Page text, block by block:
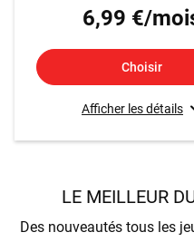
6,99 €/
Choisir
Afficher les détails
LE MEILLEUR
Des nouveautés tous les jeudis ! Des